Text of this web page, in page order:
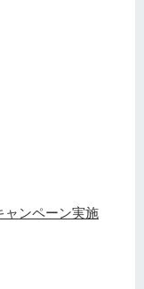
ンペーン実施